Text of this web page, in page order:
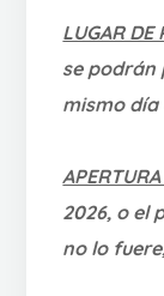
LUGAR DE
se podrán
mismo día
2026, o el
no lo